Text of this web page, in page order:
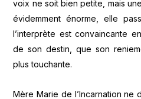
voix ne soit bien petite, mais
évidemment énorme, elle
l’interprète est convaincante
de son destin, que son
plus touchante.
Mère Marie de l’Incarnation ne